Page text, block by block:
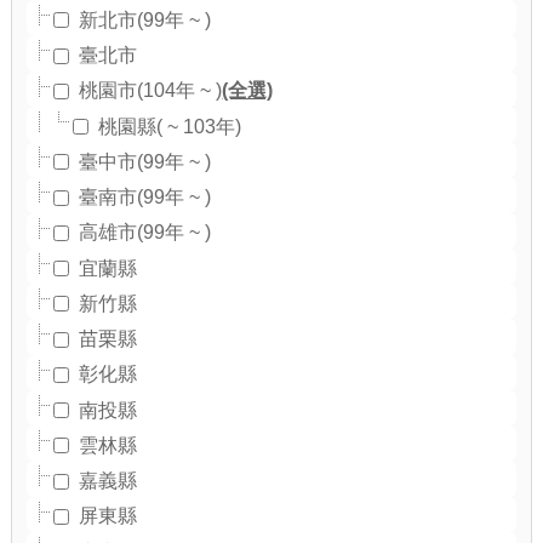
新北市(99年 ~ )
臺北市
桃園市(104年 ~ )(全選)
桃園縣( ~ 103年)
臺中市(99年 ~ )
臺南市(99年 ~ )
高雄市(99年 ~ )
宜蘭縣
新竹縣
苗栗縣
彰化縣
南投縣
雲林縣
嘉義縣
屏東縣